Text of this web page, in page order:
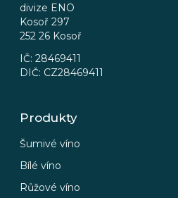
e
t
e
n
?
divize ENO
Kosoř 297
252 26 Kosoř
IČ: 28469411
DIČ: CZ28469411
Produkty
Šumivé víno
Bílé víno
Růžové víno